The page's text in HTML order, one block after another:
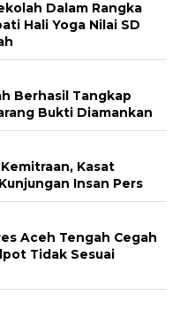
Dalam Rangka
Hali Yoga Nilai SD
Berhasil Tangkap
Bukti Diamankan
Kasat
Insan Pers
Aceh Tengah Cegah
Tidak Sesuai